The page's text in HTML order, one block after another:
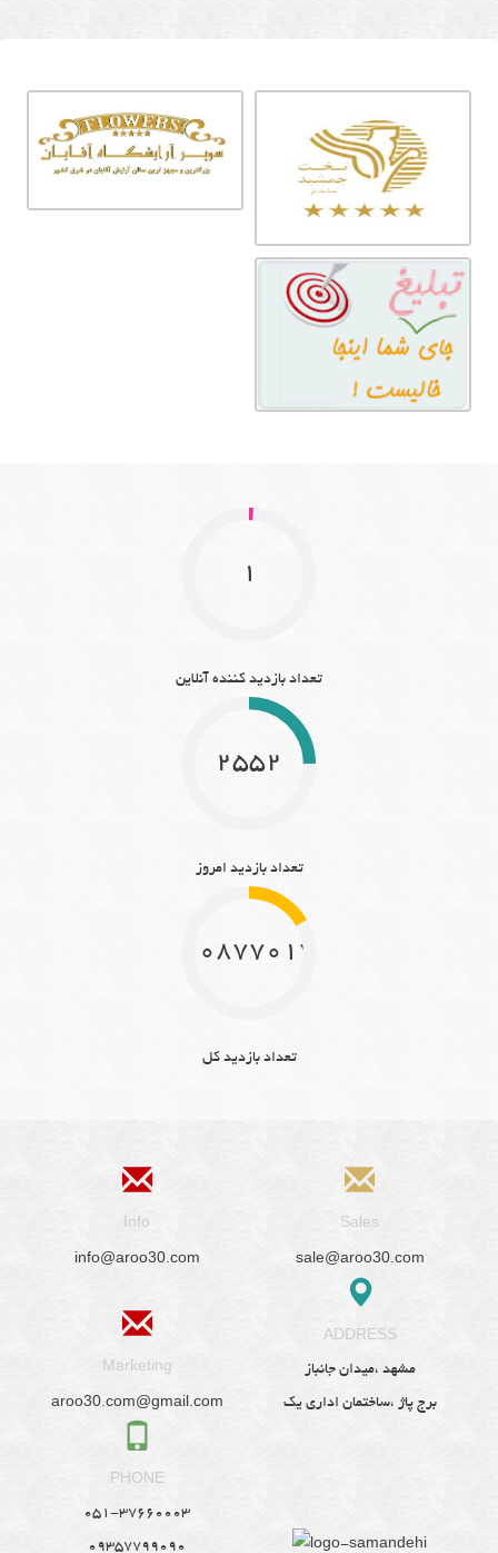
1
تعداد بازدید کننده آنلاین
2552
تعداد بازدید امروز
10877017
تعداد بازدید کل
Info
info@aroo30.com
Sales
sale@aroo30.com
Marketing
aroo30.com@gmail.com
ADDRESS
مشهد ،میدان جانباز
برج پاژ ،ساختمان اداری یک
PHONE
051-37660003
09357799090